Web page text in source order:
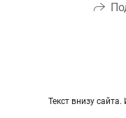
Текст внизу